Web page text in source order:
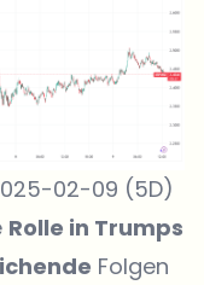
02-09 (5D)
Rolle in Trumps
Folgen